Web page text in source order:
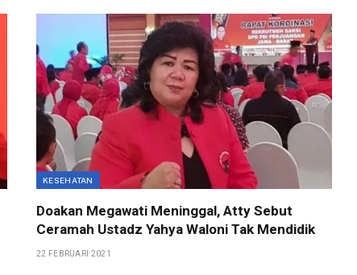
KESEHATAN
Doakan Megawati Meninggal, Atty Sebut
Ceramah Ustadz Yahya Waloni Tak Mendidik
22 FEBRUARI 2021